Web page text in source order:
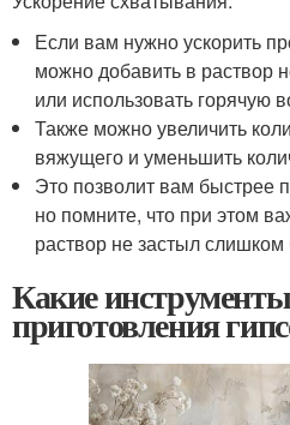
можно добавить в раствор
или использовать горячую
Также можно увеличить
вяжущего и уменьшить
Это позволит вам быстрее
но помните, что при этом
раствор не застыл
Какие
приготовления